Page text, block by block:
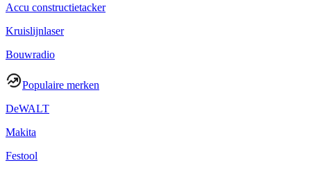
Accu constructietacker
Kruislijnlaser
Bouwradio
Populaire merken
DeWALT
Makita
Festool